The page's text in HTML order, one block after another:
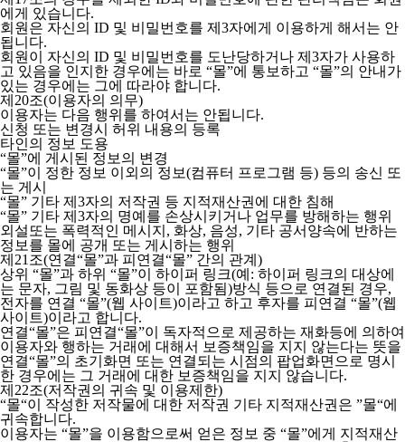
에게 있습니다.
회원은 자신의 ID 및 비밀번호를 제3자에게 이용하게 해서는 안
됩니다.
회원이 자신의 ID 및 비밀번호를 도난당하거나 제3자가 사용하
고 있음을 인지한 경우에는 바로 “몰”에 통보하고 “몰”의 안내가
있는 경우에는 그에 따라야 합니다.
제20조(이용자의 의무)
이용자는 다음 행위를 하여서는 안됩니다.
신청 또는 변경시 허위 내용의 등록
타인의 정보 도용
“몰”에 게시된 정보의 변경
“몰”이 정한 정보 이외의 정보(컴퓨터 프로그램 등) 등의 송신 또
는 게시
“몰” 기타 제3자의 저작권 등 지적재산권에 대한 침해
“몰” 기타 제3자의 명예를 손상시키거나 업무를 방해하는 행위
외설또는 폭력적인 메시지, 화상, 음성, 기타 공서양속에 반하는
정보를 몰에 공개 또는 게시하는 행위
제21조(연결“몰”과 피연결“몰” 간의 관계)
상위 “몰”과 하위 “몰”이 하이퍼 링크(예: 하이퍼 링크의 대상에
는 문자, 그림 및 동화상 등이 포함됨)방식 등으로 연결된 경우,
전자를 연결 “몰”(웹 사이트)이라고 하고 후자를 피연결 “몰”(웹
사이트)이라고 합니다.
연결“몰”은 피연결“몰”이 독자적으로 제공하는 재화등에 의하여
이용자와 행하는 거래에 대해서 보증책임을 지지 않는다는 뜻을
연결“몰”의 초기화면 또는 연결되는 시점의 팝업화면으로 명시
한 경우에는 그 거래에 대한 보증책임을 지지 않습니다.
제22조(저작권의 귀속 및 이용제한)
“몰“이 작성한 저작물에 대한 저작권 기타 지적재산권은 ”몰“에
귀속합니다.
이용자는 “몰”을 이용함으로써 얻은 정보 중 “몰”에게 지적재산